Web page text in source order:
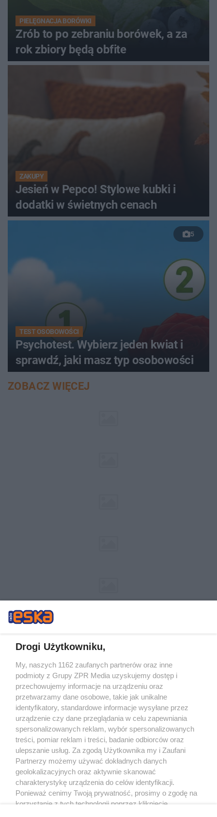
PIELĘGNACJA BORÓWKI
Zrób to po zebraniu borówek, a za
rok zbiory będą obfite
ZAKUPY
Jesień w Pepco! Stylowe kubki i
dodatki w świetnych cenach
5
TEST OSOBOWOŚCI
Psychotest. Wybierz jeden kwiat i
sprawdź, jaki masz typ osobowości
ZOBACZ WIĘCEJ
Żaden utwór zamieszczony w serwisie nie może być powielany i
rozpowszechniany lub dalej rozpowszechniany w jakikolwiek sposób (w
tym także elektroniczny lub mechaniczny) na jakimkolwiek polu
eksploatacji w jakiejkolwiek formie, włącznie z umieszczaniem w Internecie
bez pisemnej zgody właściciela praw. Jakiekolwiek użycie lub
wykorzystanie utworów w całości lub w części z naruszeniem prawa, tzn.
bez właściwej zgody, jest zabronione pod groźbą kary i może być ścigane
prawnie.
O nas
Drogi Użytkowniku,
My, naszych 1162 zaufanych partnerów oraz inne
podmioty z Grupy ZPR Media uzyskujemy dostęp i
przechowujemy informacje na urządzeniu oraz
przetwarzamy dane osobowe, takie jak unikalne
identyfikatory, standardowe informacje wysyłane przez
urządzenie czy dane przeglądania w celu zapewniania
spersonalizowanych reklam, wybór spersonalizowanych
treści, pomiar reklam i treści, badanie odbiorców oraz
ulepszanie usług. Za zgodą Użytkownika my i Zaufani
Partnerzy możemy używać dokładnych danych
geolokalizacyjnych oraz aktywnie skanować
charakterystykę urządzenia do celów identyfikacji.
Ponieważ cenimy Twoją prywatność, prosimy o zgodę na
korzystanie z tych technologii poprzez kliknięcie